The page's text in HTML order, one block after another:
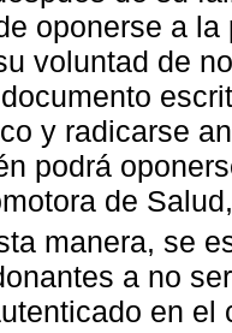
oponerse a
voluntad de
y radicarse
podrá
de
manera, se
a no
en